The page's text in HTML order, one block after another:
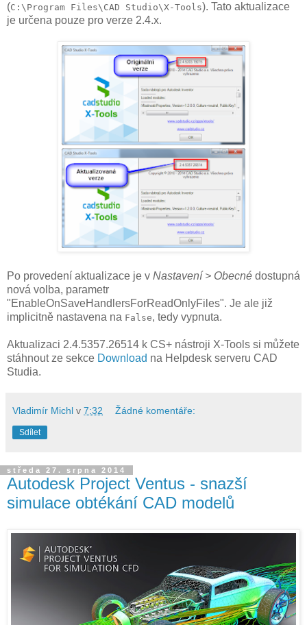
(C:\Program Files\CAD Studio\X-Tools). Tato aktualizace
je určena pouze pro verze 2.4.x.
Po provedení aktualizace je v Nastavení > Obecné dostupná
nová volba, parametr
"EnableOnSaveHandlersForReadOnlyFiles". Je ale již
implicitně nastavena na False, tedy vypnuta.
Aktualizaci 2.4.5357.26514 k CS+ nástroji X-Tools si můžete
stáhnout ze sekce Download na Helpdesk serveru CAD
Studia.
Vladimír Michl v 7:32 Žádné komentáře:
Sdílet
středa 27. srpna 2014
Autodesk Project Ventus - snazší
simulace obtékání CAD modelů